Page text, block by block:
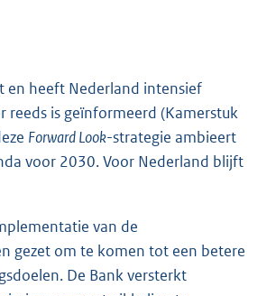
en heeft Nederland intensief
reeds is geïnformeerd (Kamerstuk
Forward Look-strategie ambieert
voor 2030. Voor Nederland blijft
van de
gezet om te komen tot een betere
De Bank versterkt